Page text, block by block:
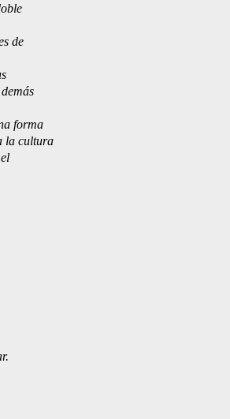
de
forma
la cultura